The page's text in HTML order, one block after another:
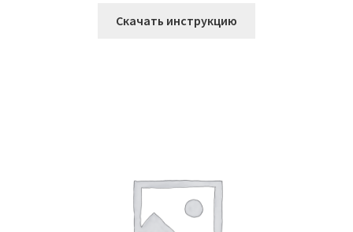
Скачать инструкцию